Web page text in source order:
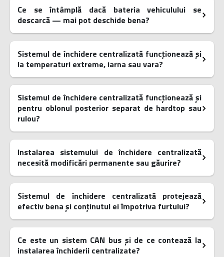
Ce se întâmplă dacă bateria vehiculului se
descarcă — mai pot deschide bena?
Sistemul de închidere centralizată funcționează și
la temperaturi extreme, iarna sau vara?
Sistemul de închidere centralizată funcționează și
pentru oblonul posterior separat de hardtop sau
rulou?
Instalarea sistemului de închidere centralizată
necesită modificări permanente sau găurire?
Sistemul de închidere centralizată protejează
efectiv bena și conținutul ei împotriva furtului?
Ce este un sistem CAN bus și de ce contează la
instalarea închiderii centralizate?